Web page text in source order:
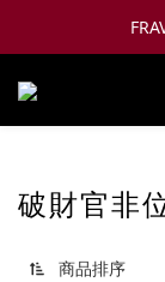
破財官非
商品排序